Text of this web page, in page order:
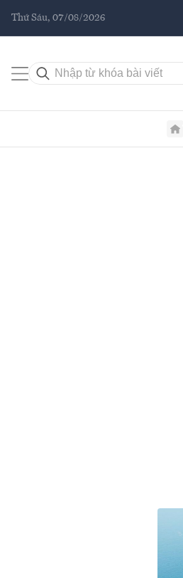
Thứ Sáu, 07/08/2026